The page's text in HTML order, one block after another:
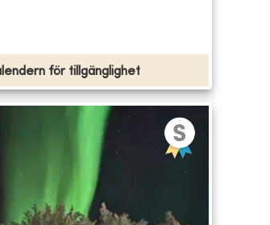
för tillgänglighet